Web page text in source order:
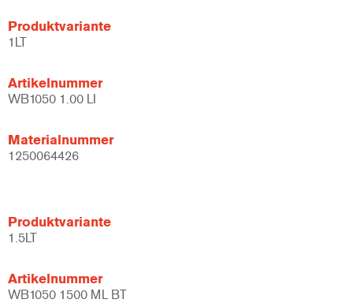
Produktvariante
1LT
Artikelnummer
WB1050 1.00 LI
Materialnummer
1250064426
Produktvariante
1.5LT
Artikelnummer
WB1050 1500 ML BT